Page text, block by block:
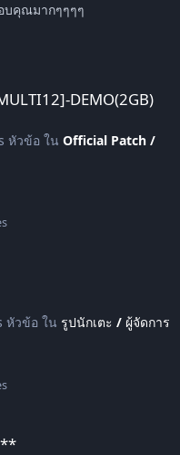
บคุณมากๆๆๆๆ
DEMO(2GB)
หัวข้อ ใน Official Patch /
หัวข้อ ใน รูปนักเตะ / ผู้จัดการ